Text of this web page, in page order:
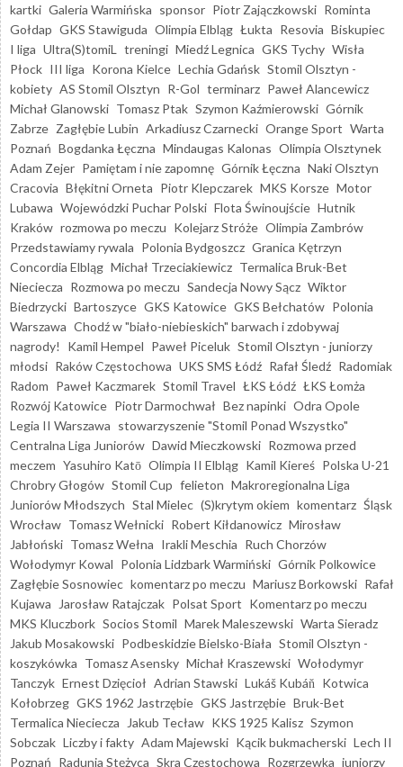
kartki Galeria Warmińska sponsor Piotr Zajączkowski Rominta
Gołdap GKS Stawiguda Olimpia Elbląg Łukta Resovia Biskupiec
I liga Ultra(S)tomiL treningi Miedź Legnica GKS Tychy Wisła
Płock III liga Korona Kielce Lechia Gdańsk Stomil Olsztyn -
kobiety AS Stomil Olsztyn R-Gol terminarz Paweł Alancewicz
Michał Glanowski Tomasz Ptak Szymon Kaźmierowski Górnik
Zabrze Zagłębie Lubin Arkadiusz Czarnecki Orange Sport Warta
Poznań Bogdanka Łęczna Mindaugas Kalonas Olimpia Olsztynek
Adam Zejer Pamiętam i nie zapomnę Górnik Łęczna Naki Olsztyn
Cracovia Błękitni Orneta Piotr Klepczarek MKS Korsze Motor
Lubawa Wojewódzki Puchar Polski Flota Świnoujście Hutnik
Kraków rozmowa po meczu Kolejarz Stróże Olimpia Zambrów
Przedstawiamy rywala Polonia Bydgoszcz Granica Kętrzyn
Concordia Elbląg Michał Trzeciakiewicz Termalica Bruk-Bet
Nieciecza Rozmowa po meczu Sandecja Nowy Sącz Wiktor
Biedrzycki Bartoszyce GKS Katowice GKS Bełchatów Polonia
Warszawa Chodź w "biało-niebieskich" barwach i zdobywaj
nagrody!
Kamil Hempel Paweł Piceluk Stomil Olsztyn - juniorzy
młodsi Raków Częstochowa UKS SMS Łódź Rafał Śledź Radomiak
Radom Paweł Kaczmarek Stomil Travel ŁKS Łódź ŁKS Łomża
Rozwój Katowice Piotr Darmochwał Bez napinki Odra Opole
Legia II Warszawa stowarzyszenie "Stomil Ponad Wszystko"
Centralna Liga Juniorów Dawid Mieczkowski Rozmowa przed
meczem Yasuhiro Katō Olimpia II Elbląg Kamil Kiereś Polska U-21
Chrobry Głogów Stomil Cup felieton Makroregionalna Liga
Juniorów Młodszych Stal Mielec (S)krytym okiem komentarz Śląsk
Wrocław Tomasz Wełnicki Robert Kiłdanowicz Mirosław
Jabłoński Tomasz Wełna Irakli Meschia Ruch Chorzów
Wołodymyr Kowal Polonia Lidzbark Warmiński Górnik Polkowice
Zagłębie Sosnowiec komentarz po meczu Mariusz Borkowski Rafał
Kujawa
Jarosław Ratajczak Polsat Sport Komentarz po meczu
MKS Kluczbork Socios Stomil Marek Maleszewski Warta Sieradz
Jakub Mosakowski Podbeskidzie Bielsko-Biała Stomil Olsztyn -
koszykówka Tomasz Asensky Michał Kraszewski Wołodymyr
Tanczyk Ernest Dzięcioł Adrian Stawski Lukáš Kubáň Kotwica
Kołobrzeg GKS 1962 Jastrzębie GKS Jastrzębie Bruk-Bet
Termalica Nieciecza
Jakub Tecław KKS 1925 Kalisz Szymon
Sobczak Liczby i fakty Adam Majewski Kącik bukmacherski Lech II
Poznań Radunia Stężyca Skra Częstochowa Rozgrzewka juniorzy